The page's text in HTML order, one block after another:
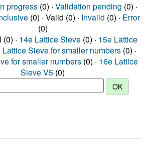
progress(0) · Validation pending (0) ·
(0) · Valid (0) · Invalid (0) · Error
(0)
· 14e Lattice Sieve (0) · 15e Lattice
Lattice Sieve for smaller numbers (0) ·
for smaller numbers (0) · 16e Lattice
Sieve V5 (0)